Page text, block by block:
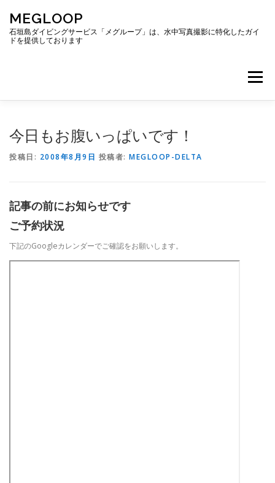
ッ
MEGLOOP
石垣島ダイビングサービス「メグループ」は、水中写真撮影に特化したガイ
ドを提供しております
メニュー
今日もお腹いっぱいです！
投稿日: 2008年8月9日 投稿者: MEGLOOP-DELTA
記事の前にお知らせです
ご予約状況
下記のGoogleカレンダーでご確認をお願いします。